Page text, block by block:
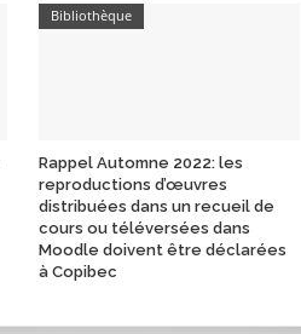
Bibliothèque
Rappel Automne 2022: les
reproductions d’œuvres
distribuées dans un recueil de
cours ou téléversées dans
Moodle doivent être déclarées
à Copibec